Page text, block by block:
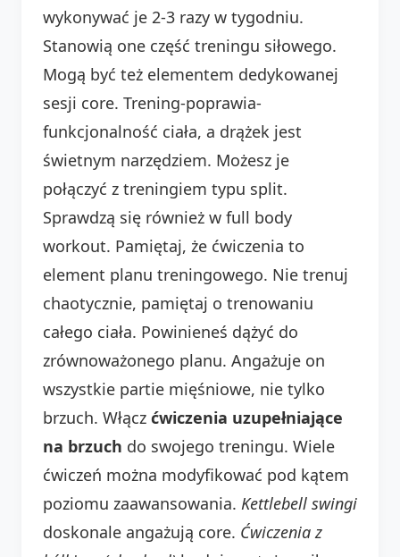
wykonywać je 2-3 razy w tygodniu.
Stanowią one część treningu siłowego.
Mogą być też elementem dedykowanej
sesji core. Trening-poprawia-
funkcjonalność ciała, a drążek jest
świetnym narzędziem. Możesz je
połączyć z treningiem typu split.
Sprawdzą się również w full body
workout. Pamiętaj, że ćwiczenia to
element planu treningowego. Nie trenuj
chaotycznie, pamiętaj o trenowaniu
całego ciała. Powinieneś dążyć do
zrównoważonego planu. Angażuje on
wszystkie partie mięśniowe, nie tylko
brzuch. Włącz ćwiczenia uzupełniające
na brzuch do swojego treningu. Wiele
ćwiczeń można modyfikować pod kątem
poziomu zaawansowania. Kettlebell swingi
doskonale angażują core. Ćwiczenia z